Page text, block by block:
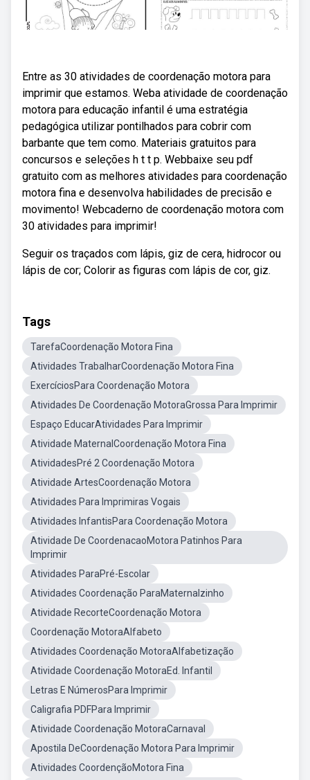
Entre as 30 atividades de coordenação motora para
imprimir que estamos. Weba atividade de coordenação
motora para educação infantil é uma estratégia
pedagógica utilizar pontilhados para cobrir com
barbante que tem como. Materiais gratuitos para
concursos e seleções h t t p. Webbaixe seu pdf
gratuito com as melhores atividades para coordenação
motora fina e desenvolva habilidades de precisão e
movimento! Webcaderno de coordenação motora com
30 atividades para imprimir!
Seguir os traçados com lápis, giz de cera, hidrocor ou
lápis de cor; Colorir as figuras com lápis de cor, giz.
Tags
TarefaCoordenação Motora Fina
Atividades TrabalharCoordenação Motora Fina
ExercíciosPara Coordenação Motora
Atividades De Coordenação MotoraGrossa Para Imprimir
Espaço EducarAtividades Para Imprimir
Atividade MaternalCoordenação Motora Fina
AtividadesPré 2 Coordenação Motora
Atividade ArtesCoordenação Motora
Atividades Para Imprimiras Vogais
Atividades InfantisPara Coordenação Motora
Atividade De CoordenacaoMotora Patinhos Para
Imprimir
Atividades ParaPré-Escolar
Atividades Coordenação ParaMaternalzinho
Atividade RecorteCoordenação Motora
Coordenação MotoraAlfabeto
Atividades Coordenação MotoraAlfabetização
Atividade Coordenação MotoraEd. Infantil
Letras E NúmerosPara Imprimir
Caligrafia PDFPara Imprimir
Atividade Coordenação MotoraCarnaval
Apostila DeCoordenação Motora Para Imprimir
Atividades CoordençãoMotora Fina